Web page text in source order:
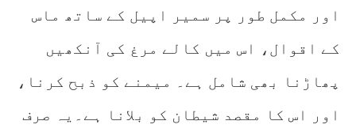
اور مکمل طور پر سمیر اپیل کے ساتھ ماس
کے اقوال، اس میں کالے مرغ کی آنکھیں
پھاڑنا بھی شامل ہے۔ میمنے کو ذبح کرنا،
اور اس کا مقصد شیطان کو بلانا ہے۔یہ صرف